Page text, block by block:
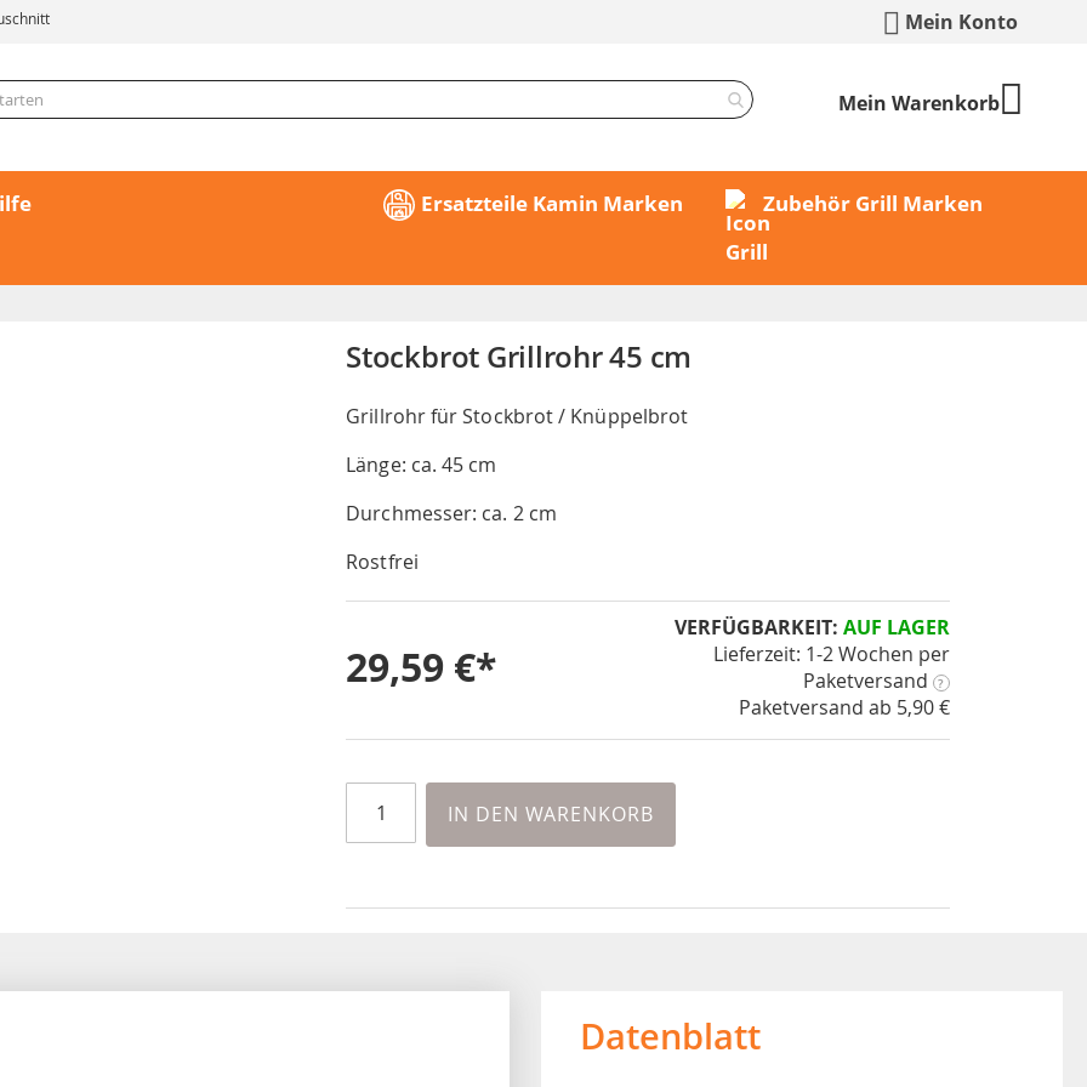
Mein Konto
Mein Warenkorb
Ersatzteile Kamin Marken Zubehör Grill Marken
Stockbrot Grillrohr 45 cm
Grillrohr für Stockbrot / Knüppelbrot
Länge: ca. 45 cm
Durchmesser: ca. 2 cm
Rostfrei
VERFÜGBARKEIT: AUF LAGER
Lieferzeit: 1-2 Wochen per
Paketversand
?
Paketversand ab 5,90 €
29,59 €
IN DEN WARENKORB
Datenblatt